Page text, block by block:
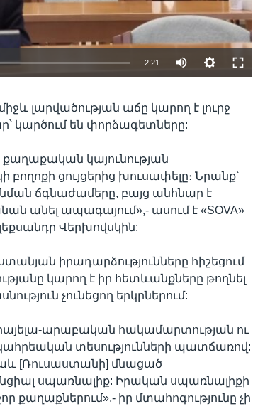
EMBED SHARE
2:21
լարվածության աճը կարող է լուրջ
կարծում են փորձագետները:
կայունության
ցույցերից խուսափելը։ Նրանք՝
նման ճգնաժամերը, բայց անհնար է
անել ապագայում»,- ասում է «SOVA»
Վերխովսկին:
իրադարձությունները հիշեցում
կարող է իր հետևանքները թողնել
չունեցող երկրներում:
արաբական հակամարտության ու
տեսությունների պատճառով:
[Ռուսաստանի] մնացած
սպառնալիք: Իրական սպառնալիքի
քաղաքներում»,- իր մտահոգությունը չի